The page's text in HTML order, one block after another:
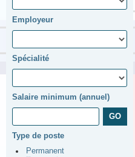
Employeur
Spécialité
Salaire minimum (annuel)
Type de poste
Permanent